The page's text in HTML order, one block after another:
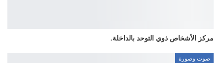
مركز الأشخاص ذوي التوحد بالداخلة.
صوت وصورة